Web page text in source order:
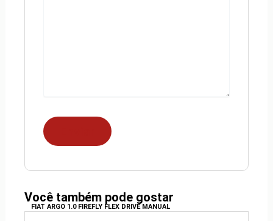
Você também pode gostar
FIAT ARGO 1.0 FIREFLY FLEX DRIVE MANUAL